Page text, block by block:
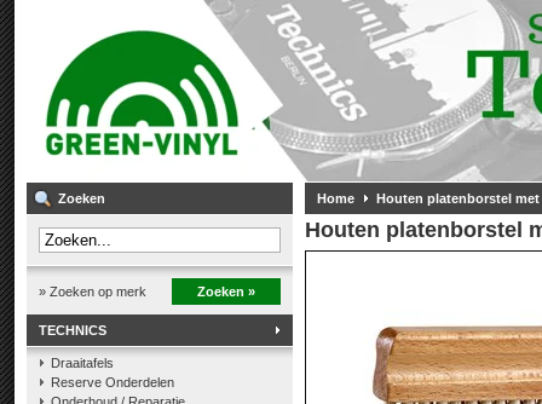
Zoeken
» Zoeken op merk Zoeken »
TECHNICS
Draaitafels
Reserve Onderdelen
Home Houten platenborstel
Houten platenborstel